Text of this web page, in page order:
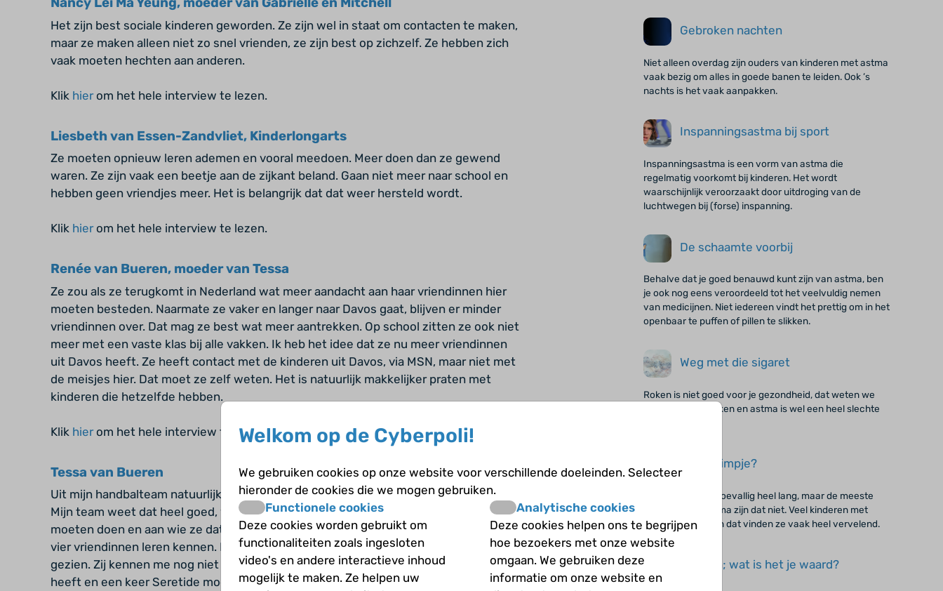
Het zijn best sociale kinderen geworden. Ze zijn wel in staat om contacten te maken,
maar ze maken alleen niet zo snel vrienden, ze zijn best op zichzelf. Ze hebben zich
vaak moeten hechten aan anderen.
Klik hierom het hele interview te lezen.
Liesbeth van Essen-Zandvliet, Kinderlongarts
Ze moeten opnieuw leren ademen en vooral meedoen. Meer doen dan ze gewend
waren. Ze zijn vaak een beetje aan de zijkant beland. Gaan niet meer naar school en
hebben geen vriendjes meer. Het is belangrijk dat dat weer hersteld wordt.
Klik hierom het hele interview te lezen.
Renée van Bueren, moeder van Tessa
Ze zou als ze terugkomt in Nederland wat meer aandacht aan haar vriendinnen hier
moeten besteden. Naarmate ze vaker en langer naar Davos gaat, blijven er minder
vriendinnen over. Dat mag ze best wat meer aantrekken. Op school zitten ze ook niet
meer met een vaste klas bij alle vakken. Ik heb het idee dat ze nu meer vriendinnen
uit Davos heeft. Ze heeft contact met de kinderen uit Davos, via MSN, maar niet met
de meisjes hier. Dat moet ze zelf weten. Het is natuurlijk makkelijker praten met
kinderen die hetzelfde hebben.
Klik hierom het hele interview te lezen.
Tessa van Bueren
Uit mijn handbalteam natuurlijk, en een paar van school. Ze weten dat ik astma heb.
Mijn team weet dat heel goed, want ik ben wel eens benauwd. Zij weten ook wat ze
moeten doen en aan wie ze dat moeten zeggen. Maar op school heb ik pas dit jaar
vier vriendinnen leren kennen. Eigenlijk heb ik ze maar drie maanden op school
gezien. Zij kennen me nog niet goed. Zij vergelijken mij met het buurmeisje dat astma
heeft en een keer Seretide moet nemen bijvoorbeeld. Maar bij mij is het heel anders.
Gebroken nachten
Niet alleen overdag zijn ouders van kinderen met astma
vaak bezig om alles in goede banen te leiden. Ook ’s
nachts is het vaak aanpakken.
Inspanningsastma bij sport
Inspanningsastma is een vorm van astma die
regelmatig voorkomt bij kinderen. Het wordt
waarschijnlijk veroorzaakt door uitdroging van de
luchtwegen bij (forse) inspanning.
De schaamte voorbij
Behalve dat je goed benauwd kunt zijn van astma, ben
je ook nog eens veroordeeld tot het veelvuldig nemen
van medicijnen. Niet iedereen vindt het prettig om in het
openbaar te puffen of pillen te slikken.
Weg met die sigaret
Roken is niet goed voor je gezondheid, dat weten we
allemaal. Maar roken en astma is wel een heel slechte
Kleinduimpje?
Misschien ben jij toevallig heel lang, maar de meeste
kinderen met astma zijn dat niet. Veel kinderen met
astma zijn klein en dat vinden ze vaak heel vervelend.
Uitgaan; wat is het je waard?
Welkom op de Cyberpoli!
We gebruiken cookies op onze website voor verschillende doeleinden. Selecteer
hieronder de cookies die we mogen gebruiken.
Functionele cookies
Deze cookies worden gebruikt om
functionaliteiten zoals ingesloten
video's en andere interactieve inhoud
mogelijk te maken. Ze helpen uw
Analytische cookies
Deze cookies helpen ons te begrijpen
hoe bezoekers met onze website
omgaan. We gebruiken deze
informatie om onze website en